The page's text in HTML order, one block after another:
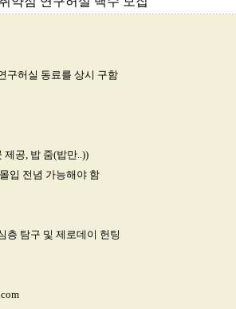
구허실 동료를 상시 구함
제공, 밥 줌(밥만..))
입 전념 가능해야 함
층 탐구 및 제로데이 헌팅